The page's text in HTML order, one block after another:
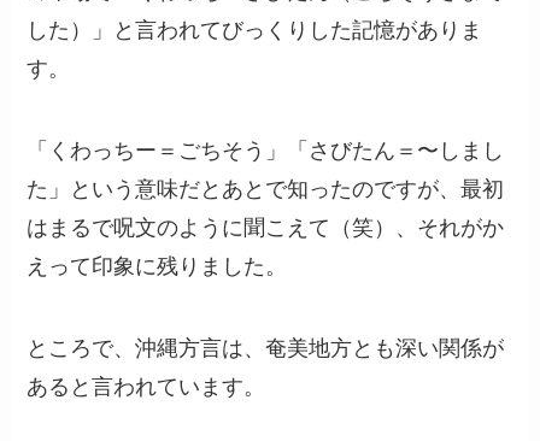
した）」と言われてびっくりした記憶がありま
す。
「くわっちー＝ごちそう」「さびたん＝〜しまし
た」という意味だとあとで知ったのですが、最初
はまるで呪文のように聞こえて（笑）、それがか
えって印象に残りました。
ところで、沖縄方言は、奄美地方とも深い関係が
あると言われています。